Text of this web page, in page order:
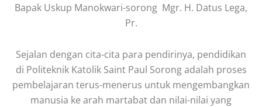
Bapak Uskup Manokwari-sorong Mgr. H. Datus Lega,
Pr.
Sejalan dengan cita-cita para pendirinya, pendidikan
di Politeknik Katolik Saint Paul Sorong adalah proses
pembelajaran terus-menerus untuk mengembangkan
manusia ke arah martabat dan nilai-nilai yang